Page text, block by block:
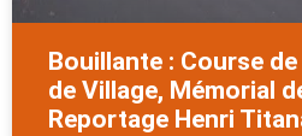
Bouillante : Course
de Village, Mémorial
Reportage Henri